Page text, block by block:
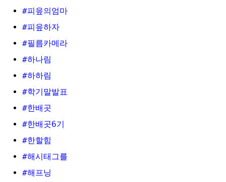
#피읖의엄마
#피읖하자
#필름카메라
#하나림
#하하림
#학기말발표
#한배곳
#한배곳6기
#한할힘
#해시태그를
#해프닝